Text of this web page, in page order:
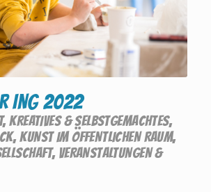
ING 2022
,KREATIVES & SELBSTGEMACHTES,
,KUNST IM ÖFFENTLICHEN RAUM,
, VERANSTALTUNGEN &